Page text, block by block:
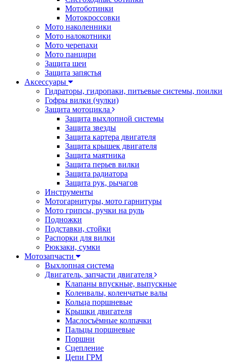
Мотоботинки
Мотокроссовки
Мото наколенники
Мото налокотники
Мото черепахи
Мото панцири
Защита шеи
Защита запястья
Аксессуары
Гидраторы, гидропаки, питьевые системы, поилки
Гофры вилки (чулки)
Защита мотоцикла
Защита выхлопной системы
Защита звезды
Защита картера двигателя
Защита крышек двигателя
Защита маятника
Защита перьев вилки
Защита радиатора
Защита рук, рычагов
Инструменты
Мотогарнитуры, мото гарнитуры
Мото грипсы, ручки на руль
Подножки
Подставки, стойки
Распорки для вилки
Рюкзаки, сумки
Мотозапчасти
Выхлопная система
Двигатель, запчасти двигателя
Клапаны впускные, выпускные
Коленвалы, коленчатые валы
Кольца поршневые
Крышки двигателя
Маслосъёмные колпачки
Пальцы поршневые
Поршни
Сцепление
Цепи ГРМ